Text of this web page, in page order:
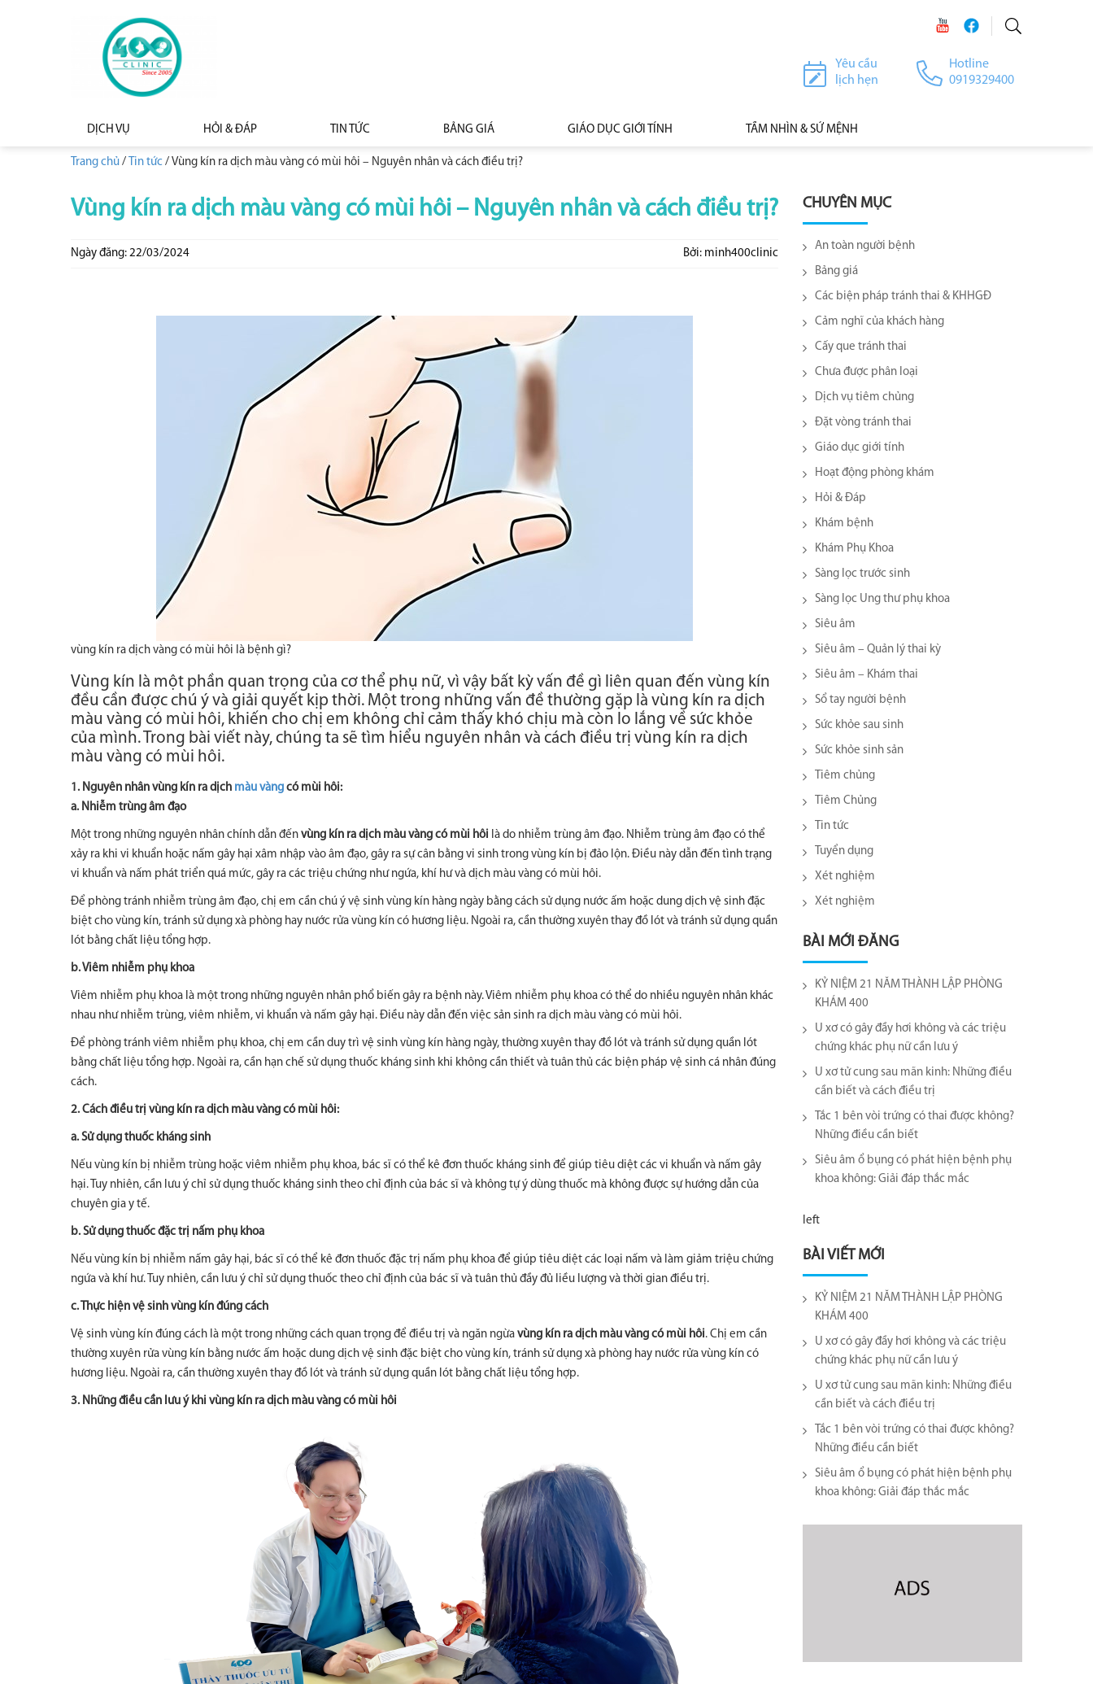
Hotline
0919329400
Yêu cầu
lịch hẹn
DỊCH VỤ HỎI & ĐÁP TIN TỨC BẢNG GIÁ GIÁO DỤC GIỚI TÍNH TẦM NHÌN & SỨ MỆNH
Trang chủ / Tin tức / Vùng kín ra dịch màu vàng có mùi hôi – Nguyên nhân và cách điều trị?
Vùng kín ra dịch màu vàng có mùi hôi – Nguyên nhân và cách điều trị?
Ngày đăng: 22/03/2024 Bởi: minh400clinic
vùng kín ra dịch vàng có mùi hôi là bệnh gì?
Vùng kín là một phần quan trọng của cơ thể phụ nữ, vì vậy bất kỳ vấn đề gì liên quan đến vùng kín
đều cần được chú ý và giải quyết kịp thời. Một trong những vấn đề thường gặp là vùng kín ra dịch
màu vàng có mùi hôi, khiến cho chị em không chỉ cảm thấy khó chịu mà còn lo lắng về sức khỏe
của mình. Trong bài viết này, chúng ta sẽ tìm hiểu nguyên nhân và cách điều trị vùng kín ra dịch
màu vàng có mùi hôi.
1. Nguyên nhân vùng kín ra dịch màu vàng có mùi hôi:
a. Nhiễm trùng âm đạo
Một trong những nguyên nhân chính dẫn đến vùng kín ra dịch màu vàng có mùi hôi là do nhiễm trùng âm đạo. Nhiễm trùng âm đạo có thể
xảy ra khi vi khuẩn hoặc nấm gây hại xâm nhập vào âm đạo, gây ra sự cân bằng vi sinh trong vùng kín bị đảo lộn. Điều này dẫn đến tình trạng
vi khuẩn và nấm phát triển quá mức, gây ra các triệu chứng như ngứa, khí hư và dịch màu vàng có mùi hôi.
Để phòng tránh nhiễm trùng âm đạo, chị em cần chú ý vệ sinh vùng kín hàng ngày bằng cách sử dụng nước ấm hoặc dung dịch vệ sinh đặc
biệt cho vùng kín, tránh sử dụng xà phòng hay nước rửa vùng kín có hương liệu. Ngoài ra, cần thường xuyên thay đồ lót và tránh sử dụng quần
lót bằng chất liệu tổng hợp.
b. Viêm nhiễm phụ khoa
Viêm nhiễm phụ khoa là một trong những nguyên nhân phổ biến gây ra bệnh này. Viêm nhiễm phụ khoa có thể do nhiều nguyên nhân khác
nhau như nhiễm trùng, viêm nhiễm, vi khuẩn và nấm gây hại. Điều này dẫn đến việc sản sinh ra dịch màu vàng có mùi hôi.
Để phòng tránh viêm nhiễm phụ khoa, chị em cần duy trì vệ sinh vùng kín hàng ngày, thường xuyên thay đồ lót và tránh sử dụng quần lót
bằng chất liệu tổng hợp. Ngoài ra, cần hạn chế sử dụng thuốc kháng sinh khi không cần thiết và tuân thủ các biện pháp vệ sinh cá nhân đúng
cách.
2. Cách điều trị vùng kín ra dịch màu vàng có mùi hôi:
a. Sử dụng thuốc kháng sinh
Nếu vùng kín bị nhiễm trùng hoặc viêm nhiễm phụ khoa, bác sĩ có thể kê đơn thuốc kháng sinh để giúp tiêu diệt các vi khuẩn và nấm gây
hại. Tuy nhiên, cần lưu ý chỉ sử dụng thuốc kháng sinh theo chỉ định của bác sĩ và không tự ý dùng thuốc mà không được sự hướng dẫn của
chuyên gia y tế.
b. Sử dụng thuốc đặc trị nấm phụ khoa
Nếu vùng kín bị nhiễm nấm gây hại, bác sĩ có thể kê đơn thuốc đặc trị nấm phụ khoa để giúp tiêu diệt các loại nấm và làm giảm triệu chứng
ngứa và khí hư. Tuy nhiên, cần lưu ý chỉ sử dụng thuốc theo chỉ định của bác sĩ và tuân thủ đầy đủ liều lượng và thời gian điều trị.
c. Thực hiện vệ sinh vùng kín đúng cách
Vệ sinh vùng kín đúng cách là một trong những cách quan trọng để điều trị và ngăn ngừa vùng kín ra dịch màu vàng có mùi hôi. Chị em cần
thường xuyên rửa vùng kín bằng nước ấm hoặc dung dịch vệ sinh đặc biệt cho vùng kín, tránh sử dụng xà phòng hay nước rửa vùng kín có
hương liệu. Ngoài ra, cần thường xuyên thay đồ lót và tránh sử dụng quần lót bằng chất liệu tổng hợp.
3. Những điều cần lưu ý khi vùng kín ra dịch màu vàng có mùi hôi
CHUYÊN MỤC
An toàn người bệnh
Bảng giá
Các biện pháp tránh thai & KHHGĐ
Cảm nghĩ của khách hàng
Cấy que tránh thai
Chưa được phân loại
Dịch vụ tiêm chủng
Đặt vòng tránh thai
Giáo dục giới tính
Hoạt động phòng khám
Hỏi & Đáp
Khám bệnh
Khám Phụ Khoa
Sàng lọc trước sinh
Sàng lọc Ung thư phụ khoa
Siêu âm
Siêu âm – Quản lý thai kỳ
Siêu âm – Khám thai
Sổ tay người bệnh
Sức khỏe sau sinh
Sức khỏe sinh sản
Tiêm chủng
Tiêm Chủng
Tin tức
Tuyển dụng
Xét nghiệm
Xét nghiệm
BÀI MỚI ĐĂNG
KỶ NIỆM 21 NĂM THÀNH LẬP PHÒNG
KHÁM 400
U xơ có gây đầy hơi không và các triệu
chứng khác phụ nữ cần lưu ý
U xơ tử cung sau mãn kinh: Những điều
cần biết và cách điều trị
Tắc 1 bên vòi trứng có thai được không?
Những điều cần biết
Siêu âm ổ bụng có phát hiện bệnh phụ
khoa không: Giải đáp thắc mắc
left
BÀI VIẾT MỚI
KỶ NIỆM 21 NĂM THÀNH LẬP PHÒNG
KHÁM 400
U xơ có gây đầy hơi không và các triệu
chứng khác phụ nữ cần lưu ý
U xơ tử cung sau mãn kinh: Những điều
cần biết và cách điều trị
Tắc 1 bên vòi trứng có thai được không?
Những điều cần biết
Siêu âm ổ bụng có phát hiện bệnh phụ
khoa không: Giải đáp thắc mắc